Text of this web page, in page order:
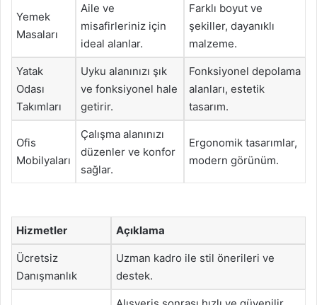
Yemek
Masaları
Aile ve
misafirleriniz için
ideal alanlar.
Farklı boyut ve
şekiller, dayanıklı
malzeme.
Yatak
Odası
Takımları
Uyku alanınızı şık
ve fonksiyonel hale
getirir.
Fonksiyonel depolama
alanları, estetik
tasarım.
Ofis
Mobilyaları
Çalışma alanınızı
düzenler ve konfor
sağlar.
Ergonomik tasarımlar,
modern görünüm.
Hizmetler Açıklama
Ücretsiz
Danışmanlık
Uzman kadro ile stil önerileri ve
destek.